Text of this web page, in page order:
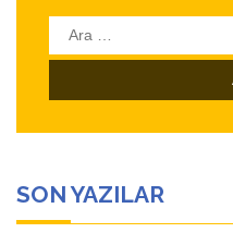
Arama:
SON YAZILAR